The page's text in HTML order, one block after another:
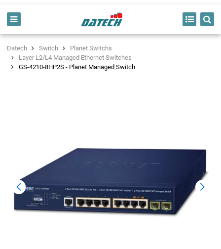
Datech Switch
Planet Switchs
Layer L2/L4 Managed Ethernet Switches
GS-4210-8HP2S - Planet Managed Switch